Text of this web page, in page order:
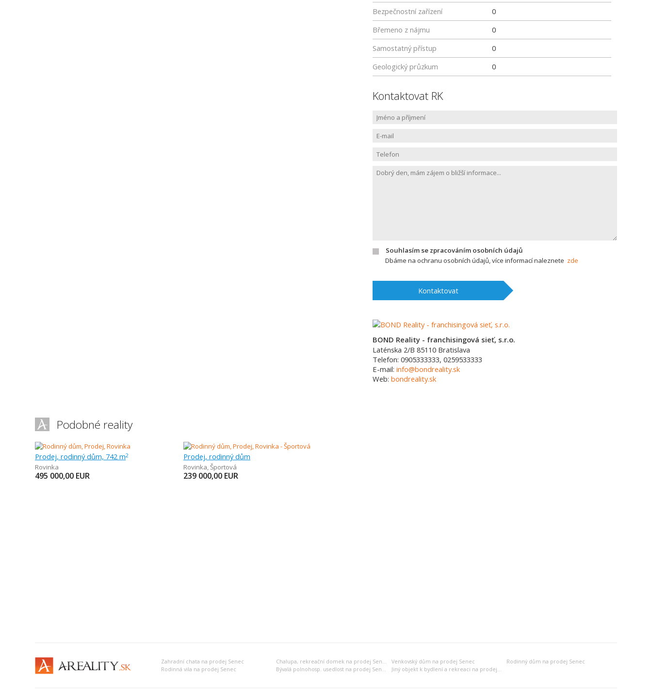
Bezpečnostní zařízení
0
Břemeno z nájmu
0
Samostatný přístup
0
Geologický průzkum
0
Kontaktovat RK
Souhlasím se zpracováním osobních údajů
Dbáme na ochranu osobních údajů, více informací naleznete zde
Kontaktovat
BOND Reality - franchisingová sieť, s.r.o.
Laténska 2/B 85110 Bratislava
Telefon: 0905333333, 0259533333
E-mail: info@bondreality.sk
Web: bondreality.sk
Podobné reality
Prodej, rodinný dům, 742 m2
Rovinka
495 000,00 EUR
Prodej, rodinný dům
Rovinka,Športová
239 000,00 EUR
Zahradní chata na prodej Senec Chalupa, rekreační domek na prodej Senec Venkovský dům na prodej Senec
Rodinný dům na prodej Senec
Rodinná vila na prodej Senec
Bývalá polnohosp. usedlost na prodej Senec Jiný objekt k bydlení a rekreaci na prodej Senec